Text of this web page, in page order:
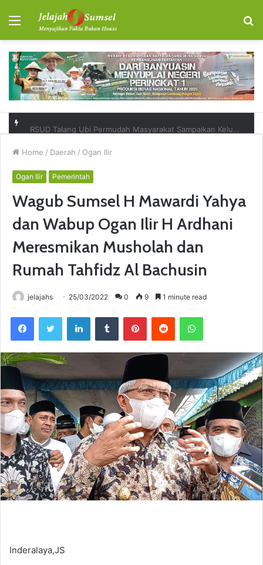
Menu
Home / Daerah / Ogan Ilir
Ogan Ilir Pemerintah
Wagub Sumsel H Mawardi Yahya
dan Wabup Ogan Ilir H Ardhani
Meresmikan Musholah dan
Rumah Tahfidz Al Bachusin
jelajahs 25/03/2022 0 9 1 minute read
Inderalaya,JS